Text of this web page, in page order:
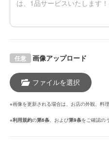
画像アップロード
任意
ファイルを選択
※画像を更新される場合は、お店の外観、料
※利用規約の第6条 、および第9条をご確認の